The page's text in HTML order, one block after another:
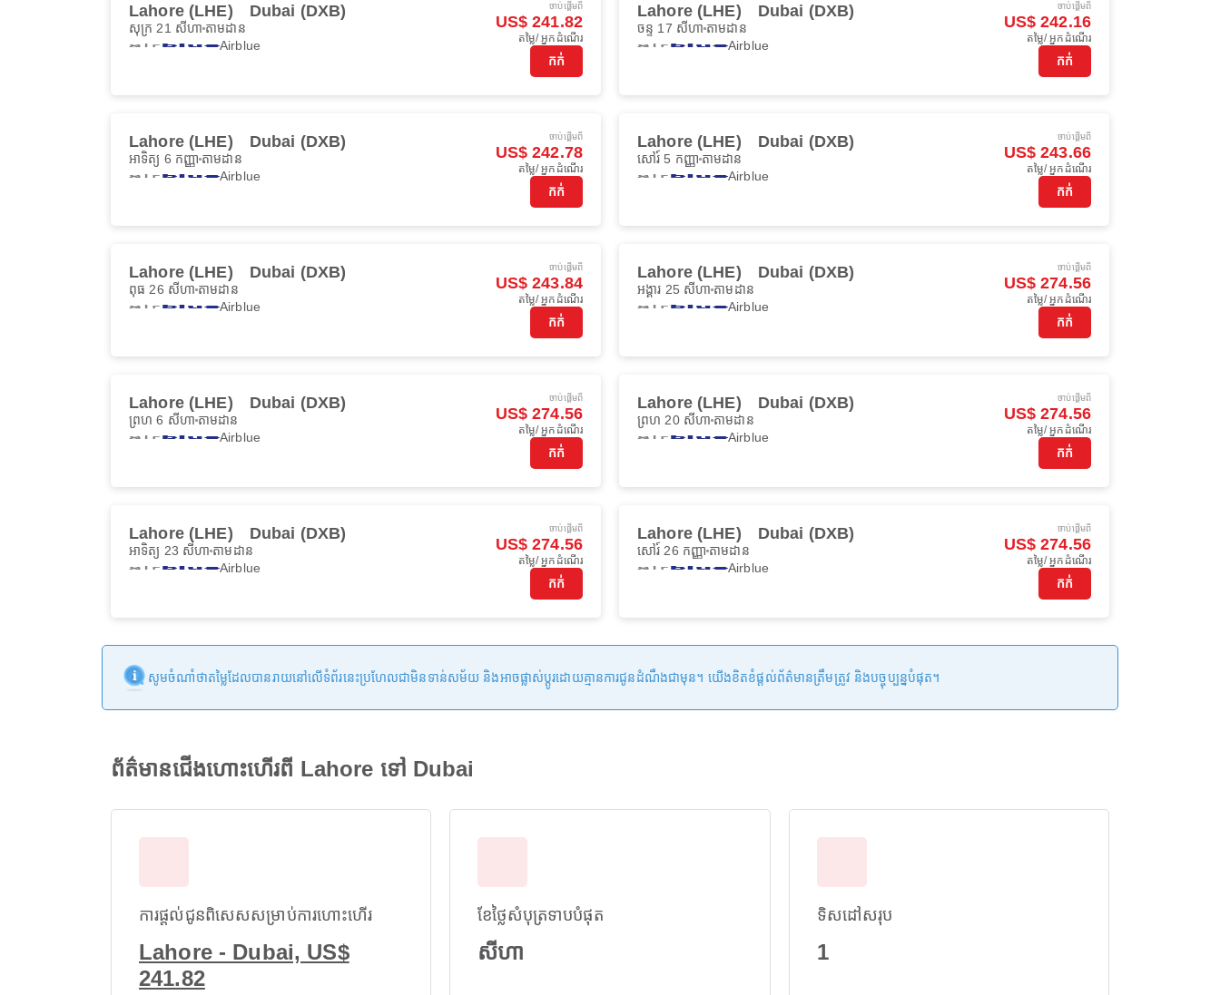
Lahore (LHE) Dubai (DXB)
សុក្រ 21 សីហា តាមដាន
Airblue
ចាប់ផ្ដើមពី
US$ 241.82
តម្លៃ/ អ្នកដំណើរ
កក់
Lahore (LHE) Dubai (DXB)
ចន្ទ 17 សីហា តាមដាន
Airblue
ចាប់ផ្ដើមពី
US$ 242.16
តម្លៃ/ អ្នកដំណើរ
កក់
Lahore (LHE) Dubai (DXB)
អាទិត្យ 6 កញ្ញា តាមដាន
Airblue
ចាប់ផ្ដើមពី
US$ 242.78
តម្លៃ/ អ្នកដំណើរ
កក់
Lahore (LHE) Dubai (DXB)
សៅរ៍ 5 កញ្ញា តាមដាន
Airblue
ចាប់ផ្ដើមពី
US$ 243.66
តម្លៃ/ អ្នកដំណើរ
កក់
Lahore (LHE) Dubai (DXB)
ពុធ 26 សីហា តាមដាន
Airblue
ចាប់ផ្ដើមពី
US$ 243.84
តម្លៃ/ អ្នកដំណើរ
កក់
Lahore (LHE) Dubai (DXB)
អង្គារ 25 សីហា តាមដាន
Airblue
ចាប់ផ្ដើមពី
US$ 274.56
តម្លៃ/ អ្នកដំណើរ
កក់
Lahore (LHE) Dubai (DXB)
ព្រហ 6 សីហា តាមដាន
Airblue
ចាប់ផ្ដើមពី
US$ 274.56
តម្លៃ/ អ្នកដំណើរ
កក់
Lahore (LHE) Dubai (DXB)
ព្រហ 20 សីហា តាមដាន
Airblue
ចាប់ផ្ដើមពី
US$ 274.56
តម្លៃ/ អ្នកដំណើរ
កក់
Lahore (LHE) Dubai (DXB)
អាទិត្យ 23 សីហា តាមដាន
Airblue
ចាប់ផ្ដើមពី
US$ 274.56
តម្លៃ/ អ្នកដំណើរ
កក់
Lahore (LHE) Dubai (DXB)
សៅរ៍ 26 កញ្ញា តាមដាន
Airblue
ចាប់ផ្ដើមពី
US$ 274.56
តម្លៃ/ អ្នកដំណើរ
កក់
សូមចំណាំថាតម្លៃដែលបានរាយនៅលើទំព័រនេះប្រហែលជាមិនទាន់សម័យ និងអាចផ្លាស់ប្តូរដោយគ្មានការជូនដំណឹងជាមុន។ យើងខិតខំផ្តល់ព័ត៌មានត្រឹមត្រូវ និងបច្ចុប្បន្នបំផុត។
ព័ត៌មានជើងហោះហើរពី Lahore ទៅ Dubai
ការផ្តល់ជូនពិសេសសម្រាប់ការហោះហើរ
Lahore - Dubai, US$
241.82
ខែថ្លៃសំបុត្រទាបបំផុត
សីហា
ទិសដៅសរុប
1